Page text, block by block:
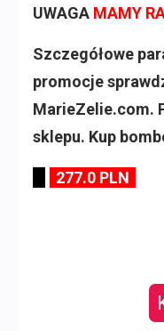
UWAGA MAMY
Szczegółowe
promocje
MarieZelie.com.
sklepu. Kup
277.0 PLN